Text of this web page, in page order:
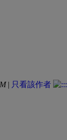
| 只看該作者